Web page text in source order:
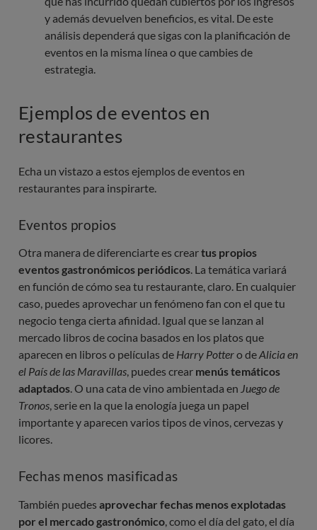
y además devuelven beneficios, es vital. De este
análisis dependerá que sigas con la planificación de
eventos en la misma línea o que cambies de
estrategia.
Ejemplos de eventos en
restaurantes
Echa un vistazo a estos ejemplos de eventos en
restaurantes para inspirarte.
Eventos propios
Otra manera de diferenciarte es creartus propios
eventos gastronómicos periódicos. La temática variará
en función de cómo sea tu restaurante, claro. En cualquier
caso, puedes aprovechar un fenómeno fan con el que tu
negocio tenga cierta afinidad. Igual que se lanzan al
mercado libros de cocina basados en los platos que
aparecen en libros o películas de Harry Pottero deAlicia en
el País de las Maravillas, puedes crear menús temáticos
adaptados. O una cata de vino ambientada en Juego de
Tronos, serie en la que la enología juega un papel
importante y aparecen varios tipos de vinos, cervezas y
licores.
Fechas menos masificadas
También puedes aprovechar fechas menos explotadas
por el mercado gastronómico , como el día del gato, el día